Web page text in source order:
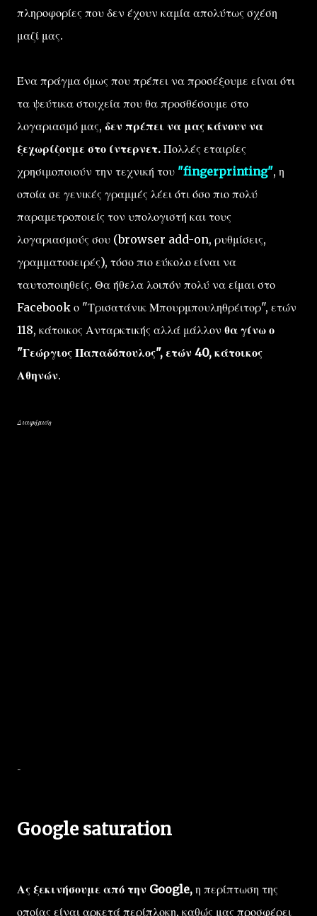
πληροφορίες που δεν έχουν καμία απολύτως σχέση
μαζί μας.
Ένα πράγμα όμως που πρέπει να προσέξουμε είναι ότι
τα ψεύτικα στοιχεία που θα προσθέσουμε στο
λογαριασμό μας, δεν πρέπει να μας κάνουν να
ξεχωρίζουμε στο ίντερνετ. Πολλές εταιρίες
χρησιμοποιούν την τεχνική του "fingerprinting", η
οποία σε γενικές γραμμές λέει ότι όσο πιο πολύ
παραμετροποιείς τον υπολογιστή και τους
λογαριασμούς σου (browser add-on, ρυθμίσεις,
γραμματοσειρές), τόσο πιο εύκολο είναι να
ταυτοποιηθείς. Θα ήθελα λοιπόν πολύ να είμαι στο
Facebook ο "Τρισατάνικ Μπουρμπουληθρέιτορ", ετών
118, κάτοικος Ανταρκτικής αλλά μάλλον θα γίνω ο
"Γεώργιος Παπαδόπουλος", ετών 40, κάτοικος
Αθηνών.
Διαφήμιση
-
Google saturation
Ας ξεκινήσουμε από την Google, η περίπτωση της
οποίας είναι αρκετά περίπλοκη, καθώς μας προσφέρει